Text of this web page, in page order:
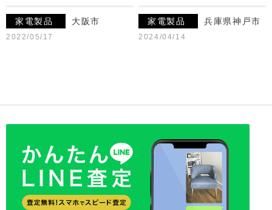
家電製品 大阪市
2022/05/17
家電製品 兵庫県神戸市
2024/04/14